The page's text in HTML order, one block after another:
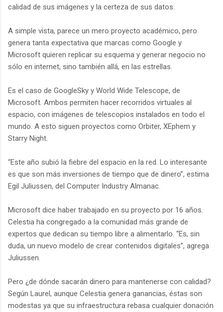
calidad de sus imágenes y la certeza de sus datos.
A simple vista, parece un mero proyecto académico, pero
genera tanta expectativa que marcas como Google y
Microsoft quieren replicar su esquema y generar negocio no
sólo en internet, sino también allá, en las estrellas.
Es el caso de GoogleSky y World Wide Telescope, de
Microsoft. Ambos permiten hacer recorridos virtuales al
espacio, con imágenes de telescopios instalados en todo el
mundo. A esto siguen proyectos como Orbiter, XEphem y
Starry Night.
“Este año subió la fiebre del espacio en la red. Lo interesante
es que son más inversiones de tiempo que de dinero”, estima
Egil Juliussen, del Computer Industry Almanac.
Microsoft dice haber trabajado en su proyecto por 16 años.
Celestia ha congregado a la comunidad más grande de
expertos que dedican su tiempo libre a alimentarlo. “Es, sin
duda, un nuevo modelo de crear contenidos digitales”, agrega
Juliussen.
Pero ¿de dónde sacarán dinero para mantenerse con calidad?
Según Laurel, aunque Celestia genera ganancias, éstas son
modestas ya que su infraestructura rebasa cualquier donación